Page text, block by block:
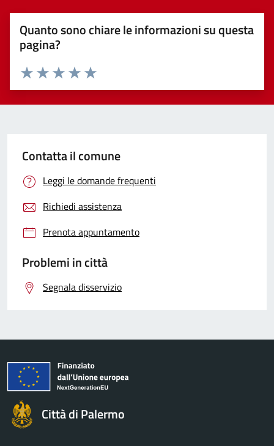
Quanto sono chiare le informazioni su questa
pagina?
Valuta 5 stelle su 5
Valuta 4 stelle su 5
Valuta 3 stelle su 5
Valuta 2 stelle su 5
Valuta 1 stelle su 5
Contatta il comune
Leggi le domande frequenti
Richiedi assistenza
Prenota appuntamento
Problemi in città
Segnala disservizio
Città di Palermo